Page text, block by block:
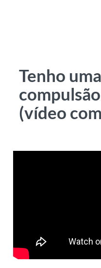
Tenho uma
(vídeo